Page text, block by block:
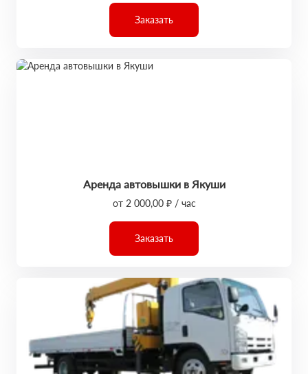
Заказать
Аренда автовышки в Якуши
от 2 000,00 ₽ / час
Заказать